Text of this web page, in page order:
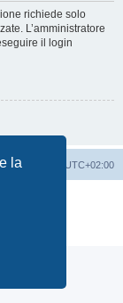
la
richiede solo
L’amministratore
il login
gli orari sono UTC+02:00